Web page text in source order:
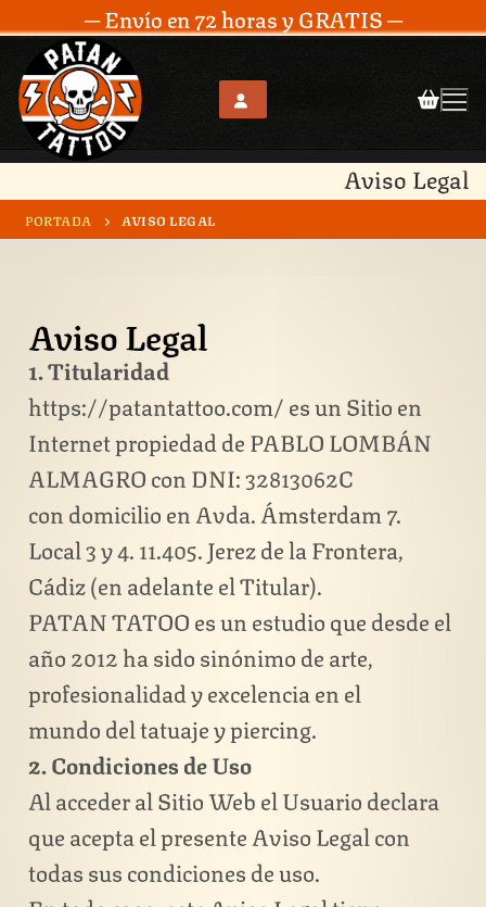
─ Envío en 72 horas y GRATIS ─
Aviso Legal
PORTADA AVISO LEGAL
Aviso Legal
1. Titularidad
https://patantattoo.com/ es un Sitio en
Internet propiedad de PABLO LOMBÁN
ALMAGRO con DNI: 32813062C
con domicilio en Avda. Ámsterdam 7.
Local 3 y 4. 11.405. Jerez de la Frontera,
Cádiz (en adelante el Titular).
PATAN TATOO es un estudio que desde el
año 2012 ha sido sinónimo de arte,
profesionalidad y excelencia en el
mundo del tatuaje y piercing.
2. Condiciones de Uso
Al acceder al Sitio Web el Usuario declara
que acepta el presente Aviso Legal con
todas sus condiciones de uso.